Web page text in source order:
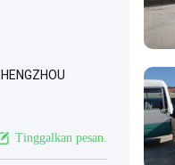
Tinggalkan pesan.